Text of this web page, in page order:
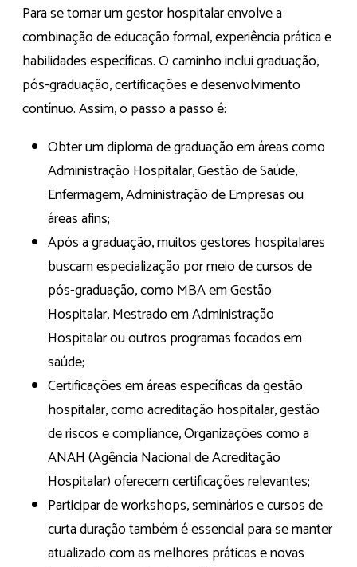
Para se tornar um gestor hospitalar envolve a
combinação de educação formal, experiência prática e
habilidades específicas. O caminho inclui graduação,
pós-graduação, certificações e desenvolvimento
contínuo. Assim, o passo a passo é:
Obter um diploma de graduação em áreas como
Administração Hospitalar, Gestão de Saúde,
Enfermagem, Administração de Empresas ou
áreas afins;
Após a graduação, muitos gestores hospitalares
buscam especialização por meio de cursos de
pós-graduação, como MBA em Gestão
Hospitalar, Mestrado em Administração
Hospitalar ou outros programas focados em
saúde;
Certificações em áreas específicas da gestão
hospitalar, como acreditação hospitalar, gestão
de riscos e compliance, Organizações como a
ANAH (Agência Nacional de Acreditação
Hospitalar) oferecem certificações relevantes;
Participar de workshops, seminários e cursos de
curta duração também é essencial para se manter
atualizado com as melhores práticas e novas